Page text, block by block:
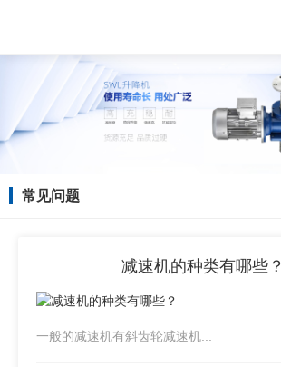
常见问题
减速机的种类有哪些？
一般的减速机有斜齿轮减速机...